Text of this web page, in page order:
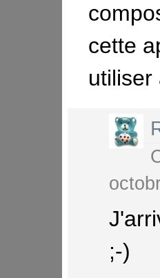
cette
utiliser
;-)